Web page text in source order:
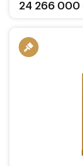
24 266 000